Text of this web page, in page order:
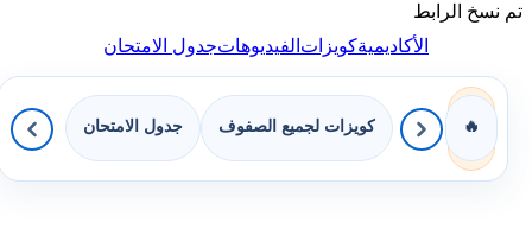
تم نسخ الرابط
الأكاديميةكويزاتالفيديوهاتجدول الامتحان
🔥 كويزات لجميع الصفوف جدول الامتحان